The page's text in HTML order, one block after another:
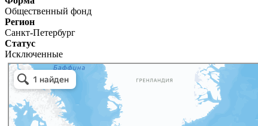
Общественный фонд
Регион
Санкт-Петербург
Статус
Исключенные